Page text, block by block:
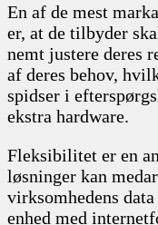
En af de mest
er, at de tilbyder
nemt justere deres
af deres behov,
spidser i
ekstra hardware.
Fleksibilitet er en
løsninger kan
virksomhedens
enhed med